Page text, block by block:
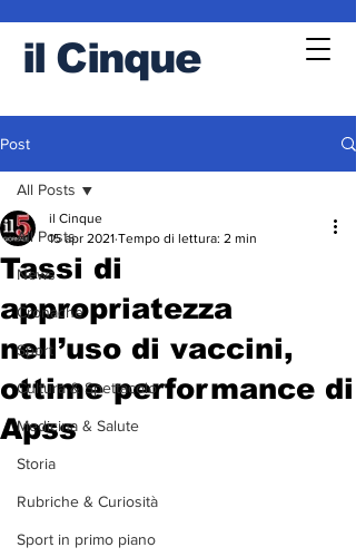
il Cinque
Post
All Posts
News
Cronache
Sport
Cultura & Spettacolo
Medicina & Salute
Storia
Rubriche & Curiosità
Sport in primo piano
All Posts
Tassi di
appropriatezza
nell’uso di vaccini,
ottime performance di
Apss
il Cinque
15 apr 2021 Tempo di lettura: 2 min